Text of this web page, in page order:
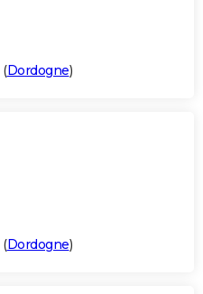
(Dordogne)
(Dordogne)